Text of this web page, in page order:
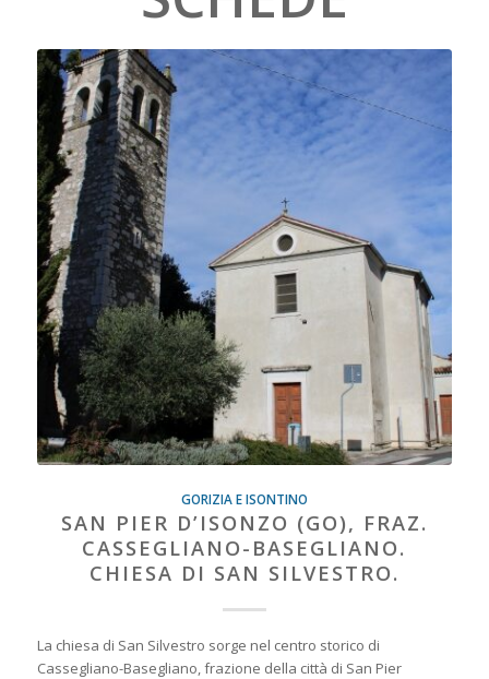
GORIZIA E ISONTINO
SAN PIER D’ISONZO (GO), FRAZ.
CASSEGLIANO-BASEGLIANO.
CHIESA DI SAN SILVESTRO.
La chiesa di San Silvestro sorge nel centro storico di
Cassegliano-Basegliano, frazione della città di San Pier